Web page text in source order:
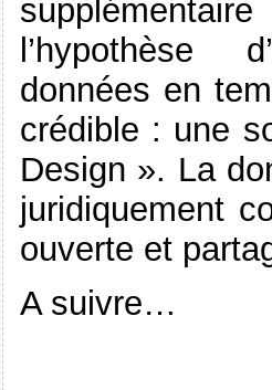
l’hypothèse
données en
crédible : une
Design ». La
juridiquement
ouverte et
A suivre…